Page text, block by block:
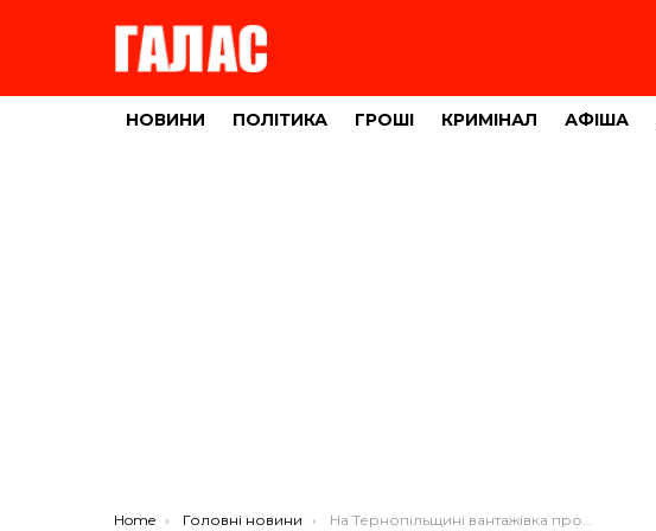
НОВИНИ ПОЛІТИКА ГРОШІ КРИМІНАЛ АФІША
You are here:
Home Головні новини На Тернопільщині вантажівка провалилася на мості (ФОТОФАКТ)